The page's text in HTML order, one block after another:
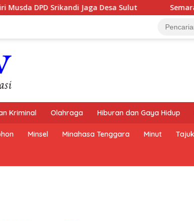
Jaga Desa Sulut Semarak HUT RI ke-81,
Kriminal Olahraga Hiburan dan Gaya Hidup
Minsel Minahasa Tenggara Minut Tajuk